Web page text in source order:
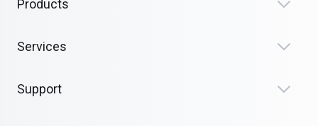
Products
Services
Support